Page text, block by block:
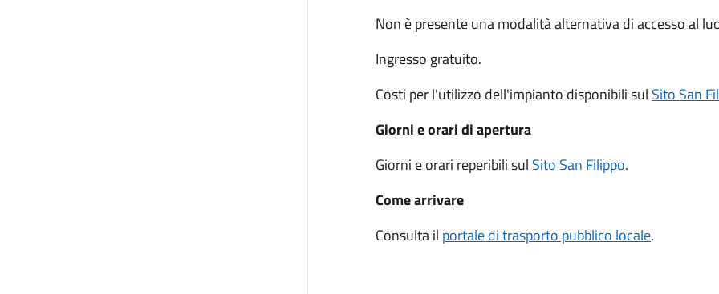
Non è presente una modalità alternativa di accesso al
Ingresso gratuito.
Costi per l'utilizzo dell'impianto disponibili sul Sito San
Giorni e orari di apertura
Giorni e orari reperibili sul Sito San Filippo.
Come arrivare
Consulta il portale di trasporto pubblico locale.